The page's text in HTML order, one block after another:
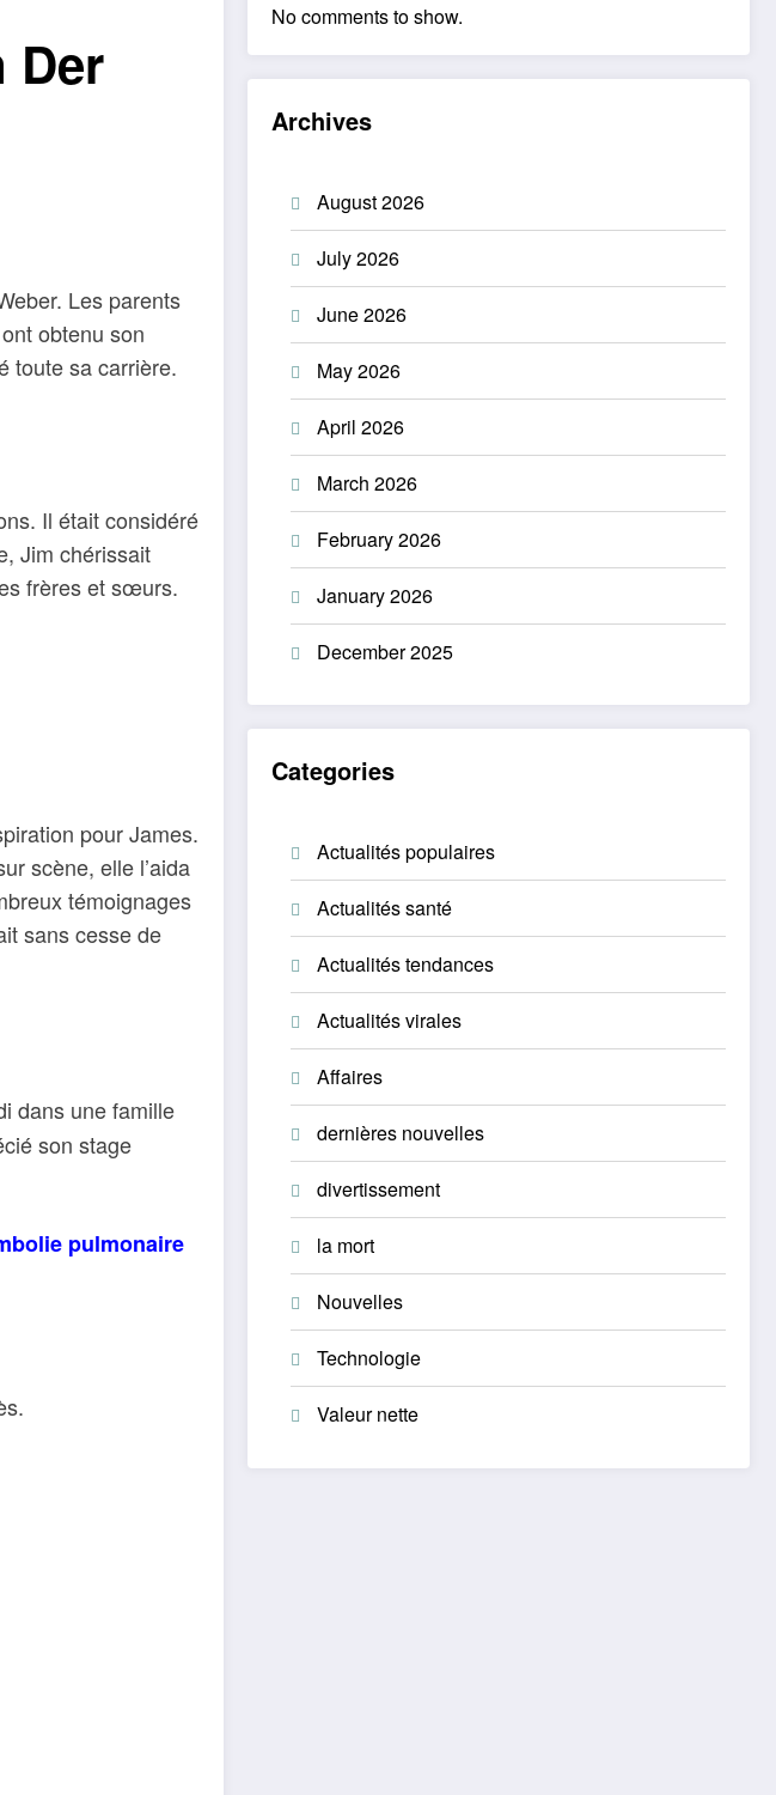
Der
Les parents
obtenu son
toute sa carrière.
Il était considéré
Jim chérissait
frères et sœurs.
pour James.
scène, elle l’aida
témoignages
sans cesse de
dans une famille
son stage
pulmonaire
No comments to show.
Archives
August 2026
July 2026
June 2026
May 2026
April 2026
March 2026
February 2026
January 2026
December 2025
Categories
Actualités populaires
Actualités santé
Actualités tendances
Actualités virales
Affaires
dernières nouvelles
divertissement
la mort
Nouvelles
Technologie
Valeur nette